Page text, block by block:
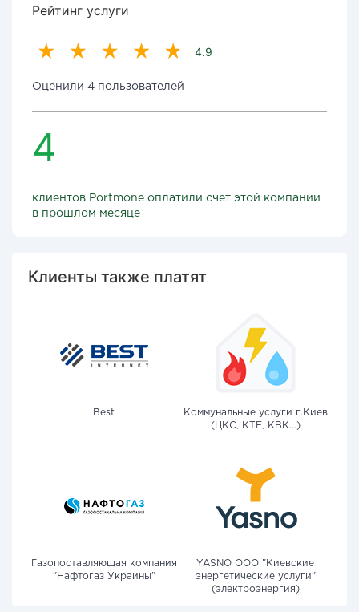
Рейтинг услуги
4.9
Оценили 4 пользователей
4
клиентов Portmone оплатили счет этой компании
в прошлом месяце
Клиенты также платят
Best
Коммунальные услуги г.Киев
(ЦКС, КТЕ, КВК...)
Газопоставляющая компания
"Нафтогаз Украины"
YASNO OOO "Киевские
энергетические услуги"
(электроэнергия)